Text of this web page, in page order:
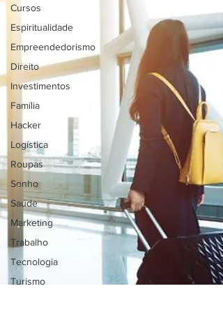
Cursos
Espiritualidade
Empreendedorismo
Direito
Investimentos
Família
Hacker
Logística
Roupas
Sonho
Saúde
Marketing
Trabalho
Tecnologia
Turismo